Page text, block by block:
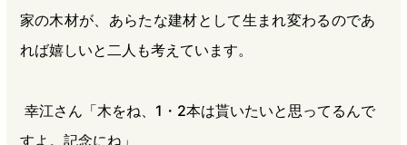
家の木材が、あらたな建材として生まれ変わるのであ
れば嬉しいと二人も考えています。
幸江さん「木をね、1・2本は貰いたいと思ってるんで
すよ。記念にね」